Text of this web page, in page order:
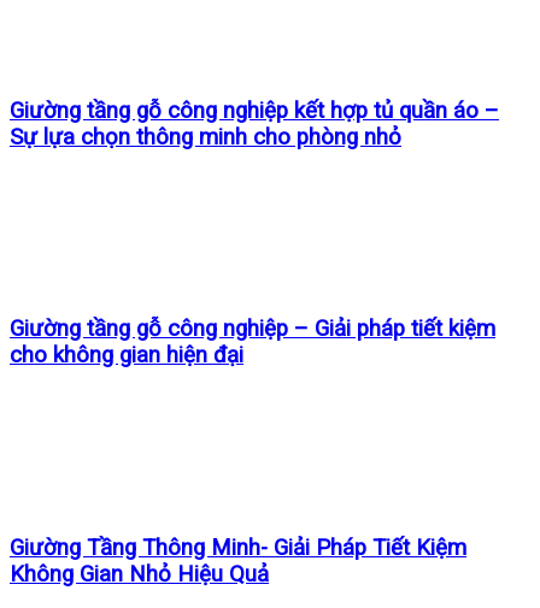
Giường tầng gỗ công nghiệp kết hợp tủ quần áo –
Sự lựa chọn thông minh cho phòng nhỏ
Giường tầng gỗ công nghiệp – Giải pháp tiết kiệm
cho không gian hiện đại
Giường Tầng Thông Minh- Giải Pháp Tiết Kiệm
Không Gian Nhỏ Hiệu Quả